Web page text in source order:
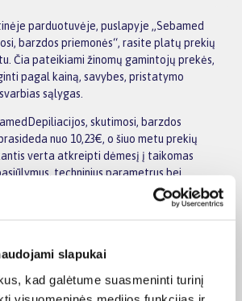
slapukai
kad galėtume suasmeninti turinį
parduotuvėje, puslapyje „Sebamed
barzdos priemonės“, rasite platų prekių
Čia pateikiami žinomų gamintojų prekės,
pagal kainą, savybes, pristatymo
sąlygas.
skutimosi, barzdos
nuo 10,23€, o šiuo metu prekių
verta atkreipti dėmesį į taikomas
techninius parametrus bei
kad būtų lengviau išsirinkti
atitinkantį variantą.
ir greičiau rasti tinkamą prekę.
BIGBOX.LT, palyginkite prekes ir pirkite